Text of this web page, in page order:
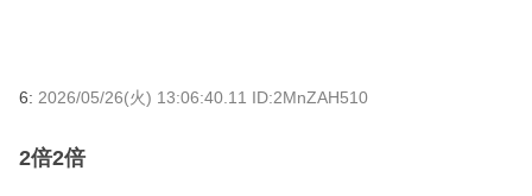
6: 2026/05/26(火) 13:06:40.11 ID:2MnZAH510
2倍2倍